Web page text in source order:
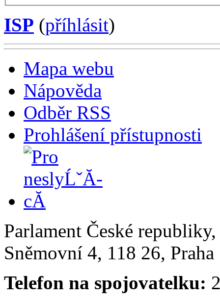
ISP (příhlásit)
Mapa webu
Nápověda
Odběr RSS
Prohlášení přístupnosti
Parlament České
Sněmovní 4, 118 26,
Telefon na spojovatelku: